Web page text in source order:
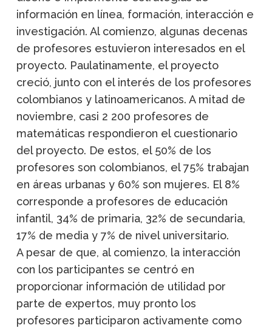
información en línea, formación, interacción e
investigación. Al comienzo, algunas decenas
de profesores estuvieron interesados en el
proyecto. Paulatinamente, el proyecto
creció, junto con el interés de los profesores
colombianos y latinoamericanos. A mitad de
noviembre, casi 2 200 profesores de
matemáticas respondieron el cuestionario
del proyecto. De estos, el 50% de los
profesores son colombianos, el 75% trabajan
en áreas urbanas y 60% son mujeres. El 8%
corresponde a profesores de educación
infantil, 34% de primaria, 32% de secundaria,
17% de media y 7% de nivel universitario.
A pesar de que, al comienzo, la interacción
con los participantes se centró en
proporcionar información de utilidad por
parte de expertos, muy pronto los
profesores participaron activamente como